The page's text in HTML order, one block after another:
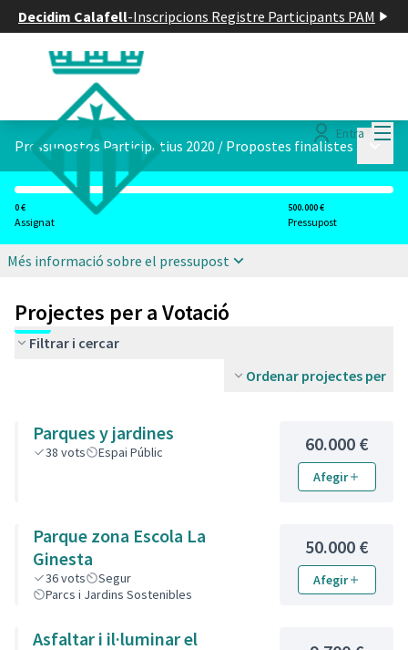
Decidim Calafell-Inscripcions Registre Participants PAM
Entra
Pressupostos Participatius 2020 / Propostes finalistes
0 €
Assignat
500.000 €
Pressupost
Més informació sobre el pressupost
Projectes per a Votació
Filtrar i cercar
Ordenar projectes per
Parques y jardines
38 vots Espai Públic 60.000 €
Afegir
Parque zona Escola La
Ginesta
36vots
Segur
Parcs i Jardins Sostenibles
50.000 €
Afegir
Asfaltar i il·luminar el